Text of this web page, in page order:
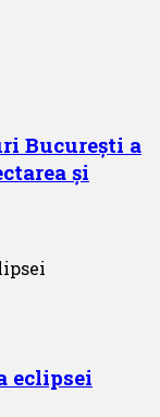
București a
și
eclipsei